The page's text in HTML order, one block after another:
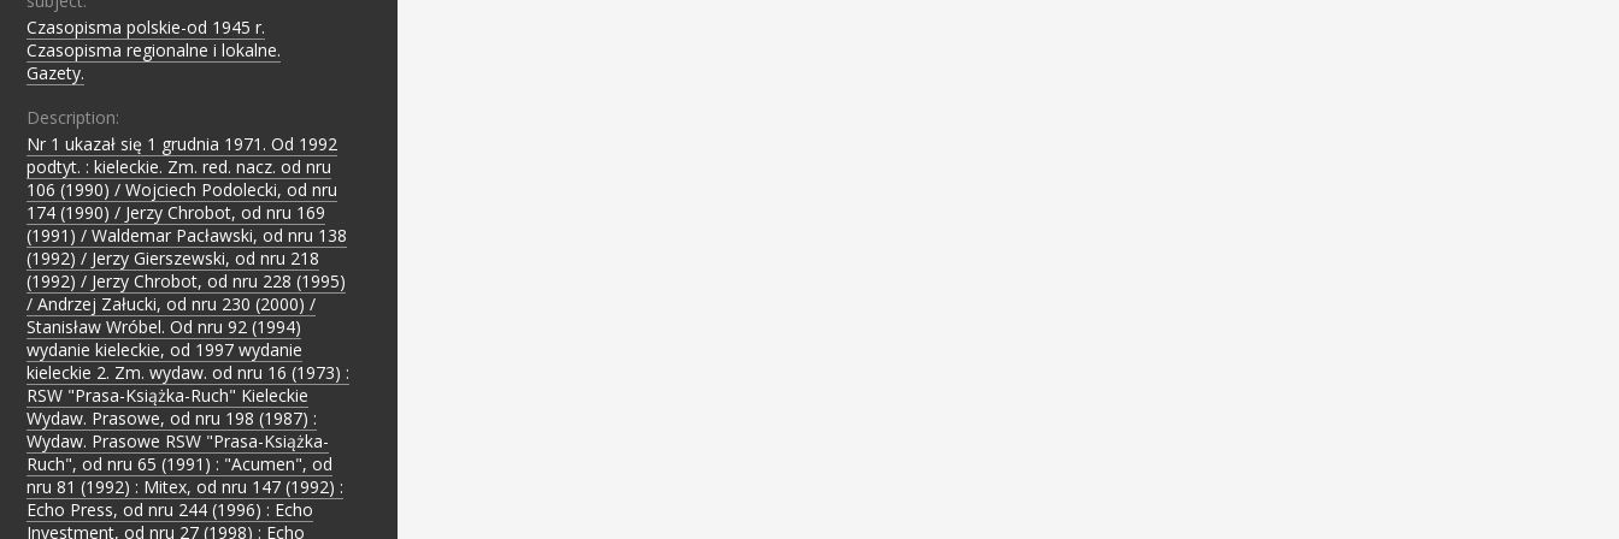
Czasopisma polskie-od 1945 r.
Czasopisma regionalne i lokalne.
Gazety.
Description:
Nr 1 ukazał się 1 grudnia 1971. Od 1992
podtyt. : kieleckie. Zm. red. nacz. od nru
106 (1990) / Wojciech Podolecki, od nru
174 (1990) / Jerzy Chrobot, od nru 169
(1991) / Waldemar Pacławski, od nru 138
(1992) / Jerzy Gierszewski, od nru 218
(1992) / Jerzy Chrobot, od nru 228 (1995)
/ Andrzej Załucki, od nru 230 (2000) /
Stanisław Wróbel. Od nru 92 (1994)
wydanie kieleckie, od 1997 wydanie
kieleckie 2. Zm. wydaw. od nru 16 (1973) :
RSW "Prasa-Książka-Ruch" Kieleckie
Wydaw. Prasowe, od nru 198 (1987) :
Wydaw. Prasowe RSW "Prasa-Książka-
Ruch", od nru 65 (1991) : "Acumen", od
nru 81 (1992) : Mitex, od nru 147 (1992) :
Echo Press, od nru 244 (1996) : Echo
Investment, od nru 27 (1998) : Echo